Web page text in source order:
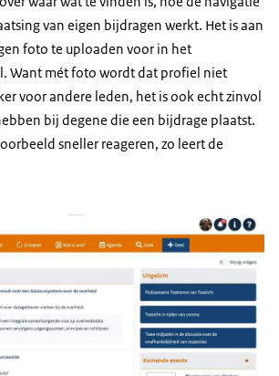
van eigen bijdragen werkt. Het is aan
foto te uploaden voor in het
Want mét foto wordt dat profiel niet
voor andere leden, het is ook echt zinvol
bij degene die een bijdrage plaatst.
sneller reageren, zo leert de
van een deel van de homepage van het